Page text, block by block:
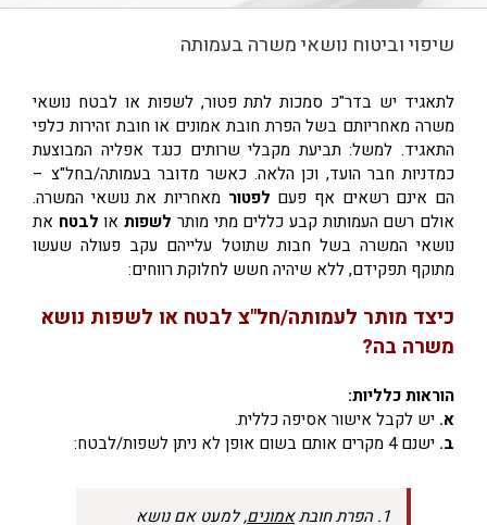
שיפוי וביטוח נושאי משרה בעמותה
לתאגיד יש בדר"כ סמכות לתת פטור, לשפות או לבטח נושאי
משרה מאחריותם בשל הפרת חובת אמונים או חובת זהירות כלפי
התאגיד. למשל: תביעת מקבלי שרותים כנגד אפליה המבוצעת
כמדניות חבר הועד, וכן הלאה. כאשר מדובר בעמותה/בחל"צ –
הם אינם רשאים אף פעם לפטור מאחריות את נושאי המשרה.
אולם רשם העמותות קבע כללים מתי מותר לשפותאו לבטח את
נושאי המשרה בשל חבות שתוטל עלייהם עקב פעולה שעשו
מתוקף תפקידם, ללא שיהיה חשש לחלוקת רווחים:
כיצד מותר לעמותה/חל"צ לבטח או לשפות נושא
משרה בה?
הוראות כלליות:
א. יש לקבל אישור אסיפה כללית.
ב. ישנם 4 מקרים אותם בשום אופן לא ניתן לשפות/לבטח:
1. הפרת חובת אמונים, למעט אם נושא